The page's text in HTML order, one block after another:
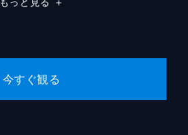
今すぐ観る